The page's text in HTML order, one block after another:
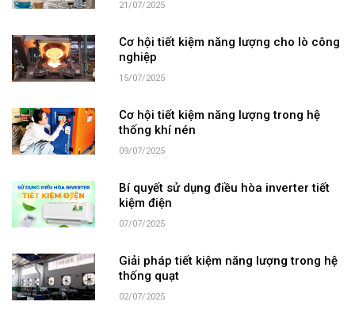
21/07/2025
Cơ hội tiết kiệm năng lượng cho lò công
nghiệp
15/07/2025
Cơ hội tiết kiệm năng lượng trong hệ
thống khí nén
09/07/2025
Bí quyết sử dụng điều hòa inverter tiết
kiệm điện
07/07/2025
Giải pháp tiết kiệm năng lượng trong hệ
thống quạt
02/07/2025